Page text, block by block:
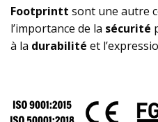
Footprintt sont une autre
l’importance de la sécurité
à la durabilité et